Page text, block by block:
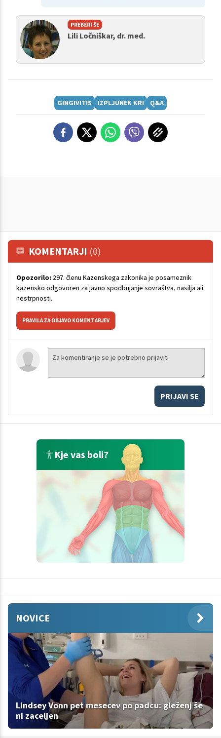
PREBERI ŠE
Lili Ločniškar, dr. med.
GINGIVITIS IZPLJUNEK KRI Q&A
KOMENTARJI (0)
Opozorilo: 297. členu Kazenskega zakonika je posameznik
kazensko odgovoren za javno spodbujanje sovraštva, nasilja ali
nestrpnosti.
PRAVILA ZA OBJAVO KOMENTARJEV
PRIJAVI SE
Kje vas boli?
NOVICE
Lindsey Vonn pet mesecev po padcu: gleženj še
ni zaceljen